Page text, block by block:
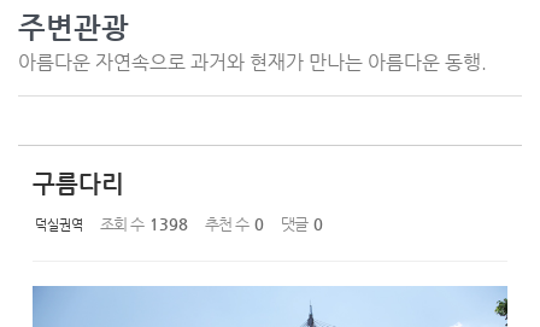
주변관광
아름다운 자연속으로 과거와 현재가 만나는 아름다운 동행.
구름다리
덕실권역 조회 수 1398 추천 수 0 댓글 0